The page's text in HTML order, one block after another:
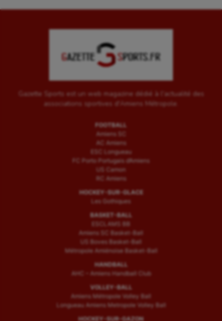
Gazette Sports est un web magazine dédié à l'actualité des
associations sportives d'Amiens Métropole.
FOOTBALL
Amiens SC
AC Amiens
ESC Longueau
FC Porto Portugais d’Amiens
US Camon
RC Amiens
HOCKEY-SUR-GLACE
Les Gothiques
BASKET-BALL
ESCLAMS BB
Amiens SC Basket-Ball
US Boves Basket-Ball
Métropole Amiénoise Basket-Ball
HANDBALL
AHC – Amiens Handball Club
VOLLEY-BALL
Amiens Métropole Volley Ball
Longueau Amiens Metropole Volley Ball
HOCKEY-SUR-GAZON